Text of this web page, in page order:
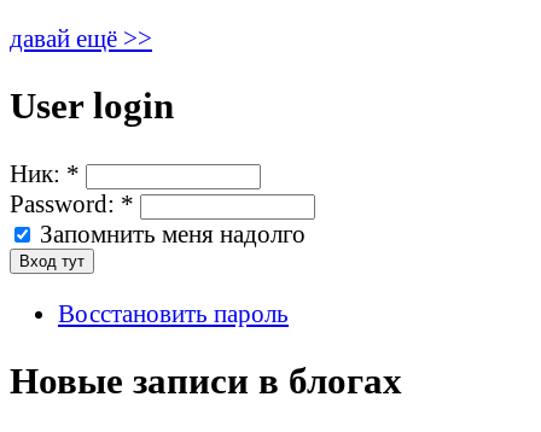
давай ещё >>
User login
Ник: *
Password: *
Запомнить меня надолго
Восстановить пароль
Новые записи в блогах